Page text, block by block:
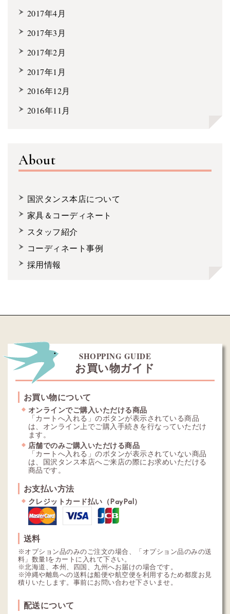
2017年4月
2017年3月
2017年2月
2017年1月
2016年12月
2016年11月
About
国沢タンス本店について
家具＆コーディネート
スタッフ紹介
コーディネート事例
採用情報
SHOPPING GUIDE
お買い物ガイド
お買い物について
オンラインでご購入いただける商品
「カートへ入れる」のボタンが表示されている商品
は、オンライン上でご購入手続きを行なっていただけ
ます。
店舗でのみご購入いただける商品
「カートへ入れる」のボタンが表示されていない商品
は、国沢タンス本店へご来店の際にお求めいただける
商品です。
お支払い方法
クレジットカード払い（PayPal）
送料
※オプション品のみのご注文の場合、「オプション品のみの送
料」数量1をカートに入れて下さい。
※北海道、本州、四国、九州へお届けの場合です。
※沖縄や離島への送料は船便や航空便を利用するため都度お見
積りいたします。事前にお問い合わせ下さいませ。
配送について